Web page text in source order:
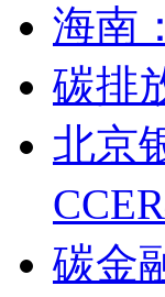
海南
碳排
北京
碳金